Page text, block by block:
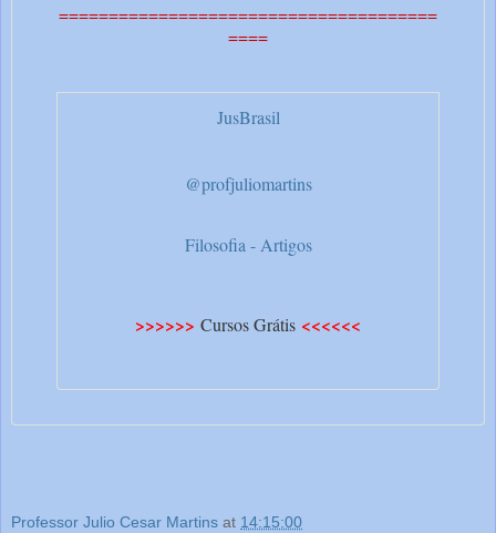
======================================
====
JusBrasil
@profjuliomartins
Filosofia - Artigos
>>>>>> Cursos Grátis <<<<<<
Professor Julio Cesar Martins at 14:15:00